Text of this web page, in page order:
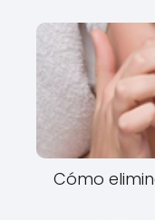
Cómo